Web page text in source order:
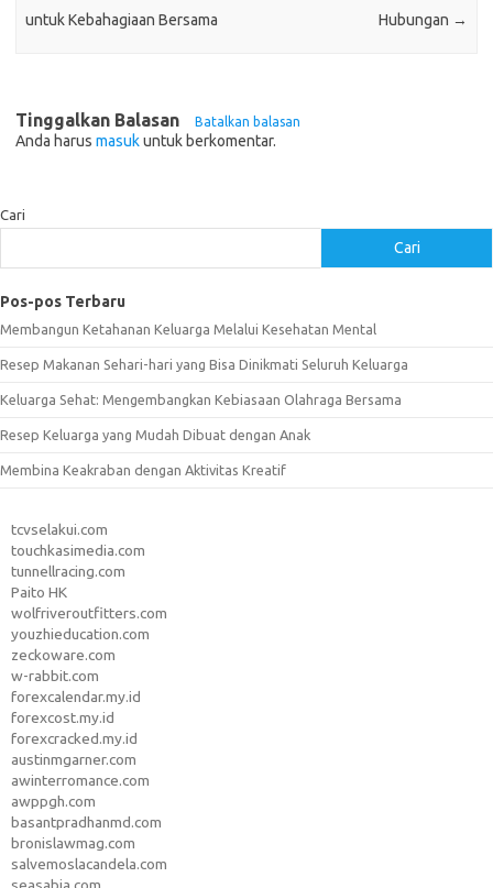
untuk Kebahagiaan Bersama
Hubungan →
Tinggalkan Balasan Batalkan balasan
Anda harus masukuntuk berkomentar.
Cari
Cari
Pos-pos Terbaru
Membangun Ketahanan Keluarga Melalui Kesehatan Mental
Resep Makanan Sehari-hari yang Bisa Dinikmati Seluruh Keluarga
Keluarga Sehat: Mengembangkan Kebiasaan Olahraga Bersama
Resep Keluarga yang Mudah Dibuat dengan Anak
Membina Keakraban dengan Aktivitas Kreatif
tcvselakui.com
touchkasimedia.com
tunnellracing.com
Paito HK
wolfriveroutfitters.com
youzhieducation.com
zeckoware.com
w-rabbit.com
forexcalendar.my.id
forexcost.my.id
forexcracked.my.id
austinmgarner.com
awinterromance.com
awppgh.com
basantpradhanmd.com
bronislawmag.com
salvemoslacandela.com
seasabia.com